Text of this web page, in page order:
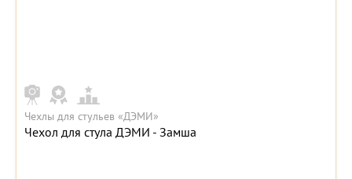
Чехлы для стульев «ДЭМИ»
Чехол для стула ДЭМИ - Замша